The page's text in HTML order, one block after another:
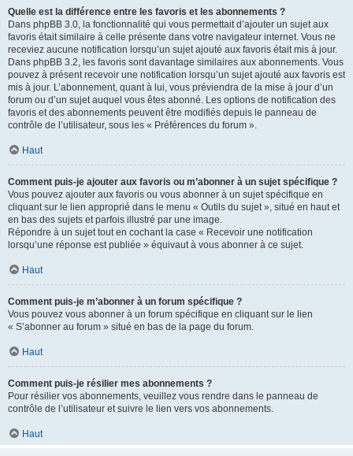
Quelle est la différence entre les favoris et les abonnements ?
Dans phpBB 3.0, la fonctionnalité qui vous permettait d’ajouter un sujet aux
favoris était similaire à celle présente dans votre navigateur internet. Vous ne
receviez aucune notification lorsqu’un sujet ajouté aux favoris était mis à jour.
Dans phpBB 3.2, les favoris sont davantage similaires aux abonnements. Vous
pouvez à présent recevoir une notification lorsqu’un sujet ajouté aux favoris est
mis à jour. L’abonnement, quant à lui, vous préviendra de la mise à jour d’un
forum ou d’un sujet auquel vous êtes abonné. Les options de notification des
favoris et des abonnements peuvent être modifiés depuis le panneau de
contrôle de l’utilisateur, sous les « Préférences du forum ».
Haut
Comment puis-je ajouter aux favoris ou m’abonner à un sujet spécifique ?
Vous pouvez ajouter aux favoris ou vous abonner à un sujet spécifique en
cliquant sur le lien approprié dans le menu « Outils du sujet », situé en haut et
en bas des sujets et parfois illustré par une image.
Répondre à un sujet tout en cochant la case « Recevoir une notification
lorsqu’une réponse est publiée » équivaut à vous abonner à ce sujet.
Haut
Comment puis-je m’abonner à un forum spécifique ?
Vous pouvez vous abonner à un forum spécifique en cliquant sur le lien
« S’abonner au forum » situé en bas de la page du forum.
Haut
Comment puis-je résilier mes abonnements ?
Pour résilier vos abonnements, veuillez vous rendre dans le panneau de
contrôle de l’utilisateur et suivre le lien vers vos abonnements.
Haut